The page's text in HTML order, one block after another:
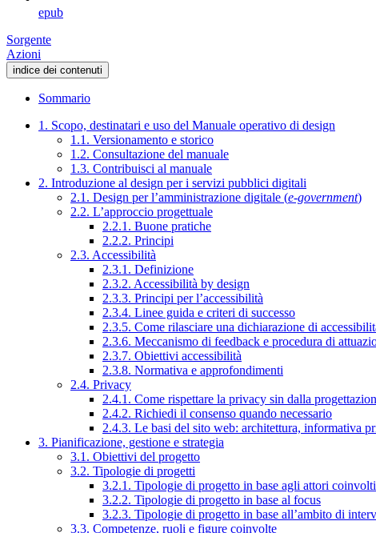
epub
Sorgente
Azioni
indice dei contenuti
Sommario
1. Scopo, destinatari e uso del Manuale operativo di design
1.1. Versionamento e storico
1.2. Consultazione del manuale
1.3. Contribuisci al manuale
2. Introduzione al design per i servizi pubblici digitali
2.1. Design per l’amministrazione digitale (e-government)
2.2. L’approccio progettuale
2.2.1. Buone pratiche
2.2.2. Principi
2.3. Accessibilità
2.3.1. Definizione
2.3.2. Accessibilità by design
2.3.3. Principi per l’accessibilità
2.3.4. Linee guida e criteri di successo
2.3.5. Come rilasciare una dichiarazione di
2.3.6. Meccanismo di feedback e procedura di
2.3.7. Obiettivi accessibilità
2.3.8. Normativa e approfondimenti
2.4. Privacy
2.4.1. Come rispettare la privacy sin dalla
2.4.2. Richiedi il consenso quando necessario
2.4.3. Le basi del sito web: architettura, informativa
3. Pianificazione, gestione e strategia
3.1. Obiettivi del progetto
3.2. Tipologie di progetti
3.2.1. Tipologie di progetto in base agli attori
3.2.2. Tipologie di progetto in base al focus
3.2.3. Tipologie di progetto in base all’ambito di
3.3. Competenze, ruoli e figure coinvolte